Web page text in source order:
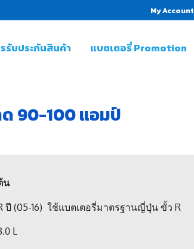
My Account
รับประกันสินค้า แบตเตอรี่ Promotion
ด 90-100 แอมป์
น
ปี (05-16) ใช้แบตเตอรี่มาตรฐานญี่ปุ่น ขั้ว R
L